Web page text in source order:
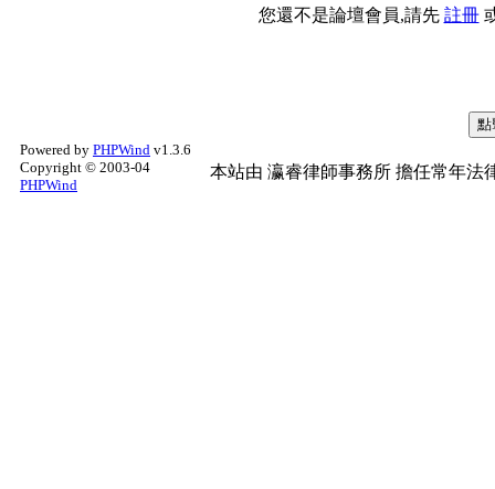
您還不是論壇會員,請先 註冊
Powered by PHPWind v1.3.6
Copyright © 2003-04
PHPWind
本站由 瀛睿律師事務所 擔任常年法